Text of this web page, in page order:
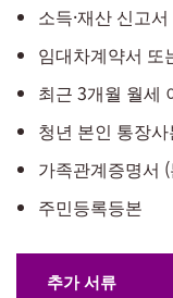
소득·재산 신고서
임대차계약서 또
최근 3개월 월세
청년 본인 통장사
가족관계증명서
주민등록등본
추가 서류